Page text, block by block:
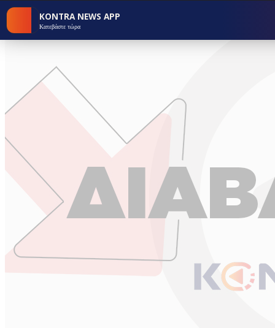
KONTRA NEWS APP
Κατεβάστε τώρα